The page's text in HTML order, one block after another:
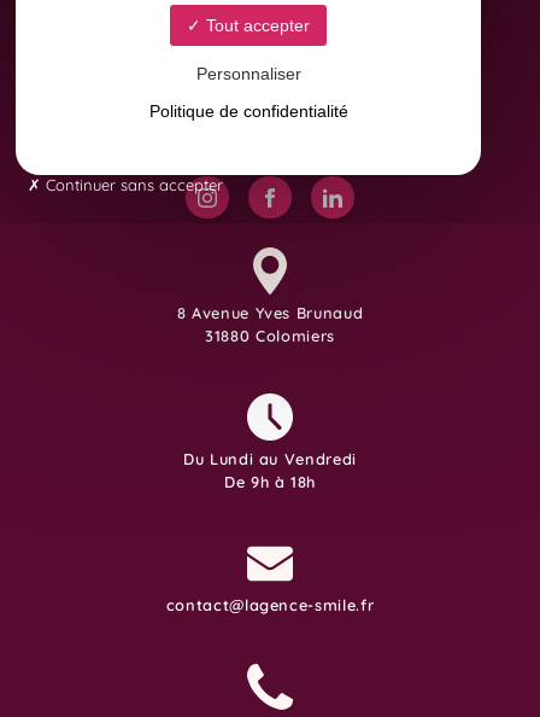
Graphisme & Design
Contact
8 Avenue Yves Brunaud
31880 Colomiers
Du Lundi au Vendredi
De 9h à 18h
contact@lagence-smile.fr
Tout accepter
Personnaliser
Politique de confidentialité
Continuer sans accepter